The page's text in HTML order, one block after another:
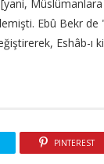
Müslümanlara
Ebû Bekr de
Eshâb-ı
PINTEREST